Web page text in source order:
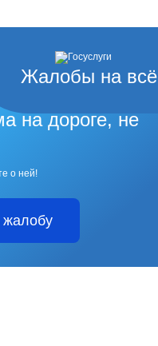
Жалобы на всё
на дороге, не
о ней!
жалобу